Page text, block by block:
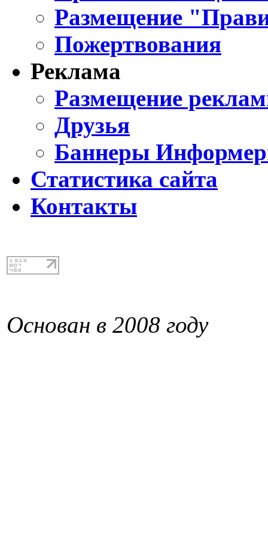
Размещение
Пожертвования
Реклама
Размещение
Друзья
Баннеры
Статистика сайта
Контакты
Основан в 2008 году